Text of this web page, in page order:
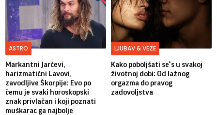
ASTRO
Markantni Jarčevi,
harizmatični Lavovi,
zavodljive Škorpije: Evo po
čemu je svaki horoskopski
znak privlačan i koji poznati
muškarac ga najbolje
LJUBAV & VEZE
Kako poboljšati se*s u svakoj
životnoj dobi: Od lažnog
orgazma do pravog
zadovoljstva